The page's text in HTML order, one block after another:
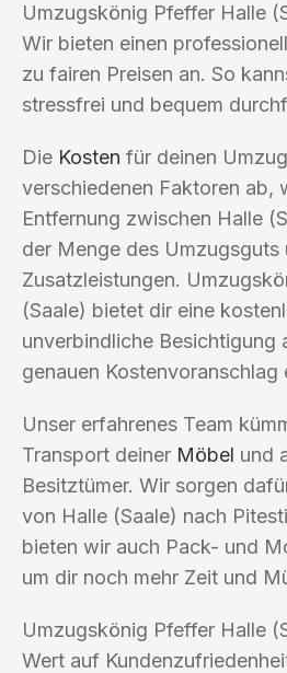
Umzugskönig Pfeffer Halle
Wir bieten einen
zu fairen Preisen an. So
stressfrei und bequem
Die Kosten für deinen
verschiedenen Faktoren ab,
Entfernung zwischen Halle
der Menge des
Zusatzleistungen.
(Saale) bietet dir eine
unverbindliche Besichtigung
genauen Kostenvoranschlag
Unser erfahrenes Team
Transport deiner Möbel und
Besitztümer. Wir sorgen
von Halle (Saale) nach
bieten wir auch Pack- und
um dir noch mehr Zeit und
Umzugskönig Pfeffer Halle
Wert auf